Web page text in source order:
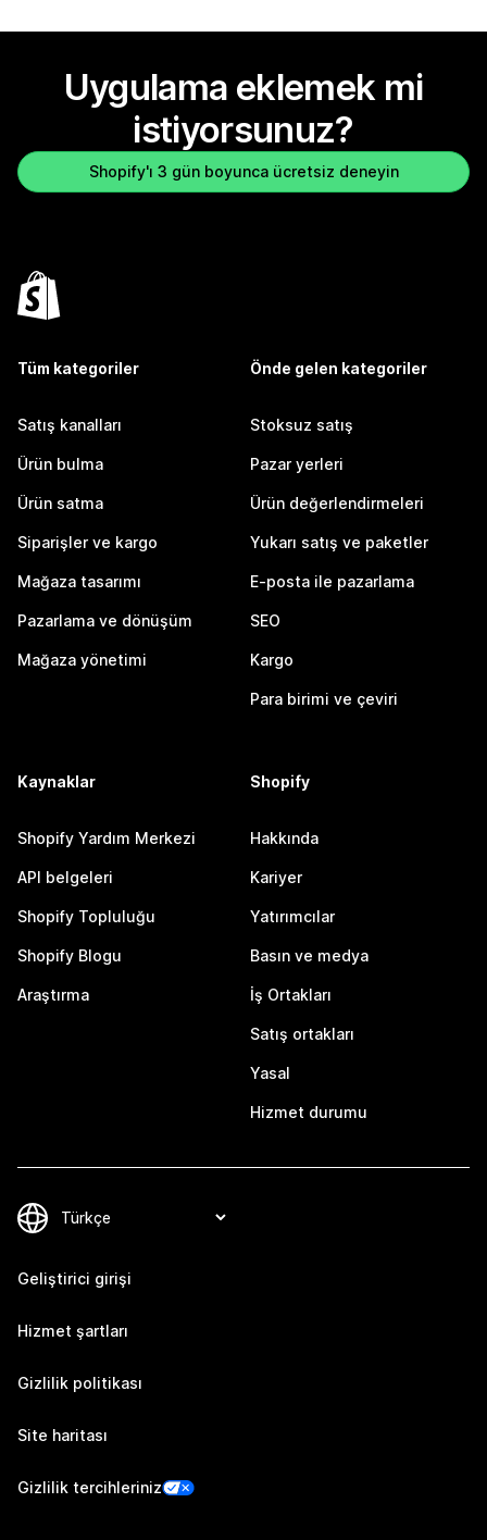
Uygulama eklemek mi
istiyorsunuz?
Shopify'ı 3 gün boyunca ücretsiz deneyin
Tüm kategoriler
Satış kanalları
Ürün bulma
Ürün satma
Siparişler ve kargo
Mağaza tasarımı
Pazarlama ve dönüşüm
Mağaza yönetimi
Önde gelen kategoriler
Stoksuz satış
Pazar yerleri
Ürün değerlendirmeleri
Yukarı satış ve paketler
E-posta ile pazarlama
SEO
Kargo
Para birimi ve çeviri
Kaynaklar
Shopify Yardım Merkezi
API belgeleri
Shopify Topluluğu
Shopify Blogu
Araştırma
Shopify
Hakkında
Kariyer
Yatırımcılar
Basın ve medya
İş Ortakları
Satış ortakları
Yasal
Hizmet durumu
Geliştirici girişi
Hizmet şartları
Gizlilik politikası
Site haritası
Gizlilik tercihleriniz